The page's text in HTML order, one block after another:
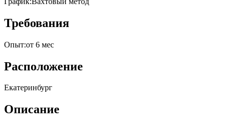
Требования
Опыт:от 6 мес
Расположение
Екатеринбург
Описание